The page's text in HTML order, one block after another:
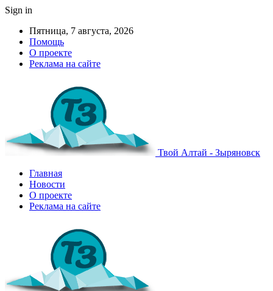
Sign in
Пятница, 7 августа, 2026
Помощь
О проекте
Реклама на сайте
Твой Алтай - Зыряновск
Главная
Новости
О проекте
Реклама на сайте